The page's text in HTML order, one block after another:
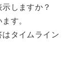
しますか？
す。
はタイムライン